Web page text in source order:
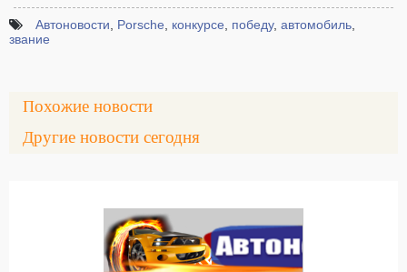
Автоновости Porsche конкурсе победу, автомобиль
звание
Похожие новости
Другие новости сегодня